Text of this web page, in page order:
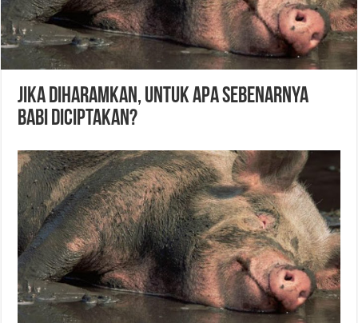
Jika Diharamkan, Untuk Apa Sebenarnya
Babi Diciptakan?